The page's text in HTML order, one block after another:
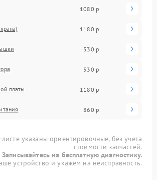
1080 р
1180 р
530 р
530 р
платы 1180 р
860 р
указаны ориентировочные, без учета
стоимости запчастей.
Записывайтесь на бесплатную диагностику.
устройство и укажем на неисправность.